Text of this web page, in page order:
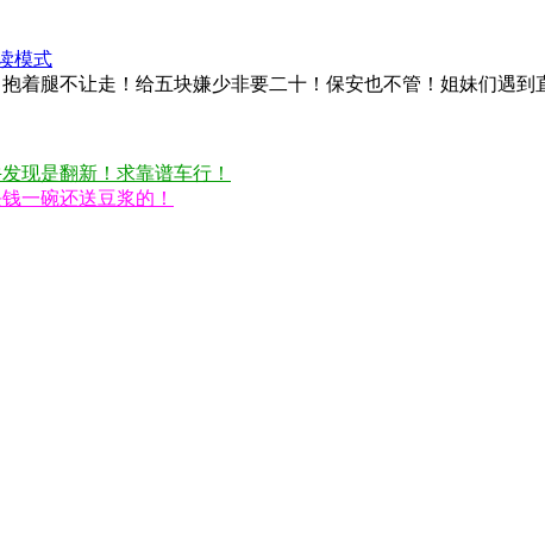
模式
着腿不让走！给五块嫌少非要二十！保安也不管！姐妹们遇到
现是翻新！求靠谱车行！
一碗还送豆浆的！